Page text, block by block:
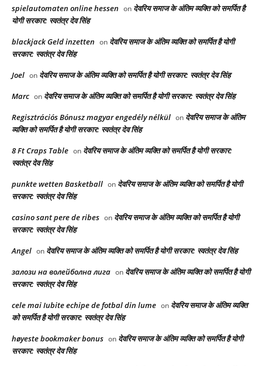
spielautomaten online hessen on देवरिय समाज के अंतिम व्यक्ति को समर्पित है
योगी सरकार: स्वतंत्र देव सिंह
blackjack Geld inzetten on देवरिय समाज के अंतिम व्यक्ति को समर्पित है योगी
सरकार: स्वतंत्र देव सिंह
Joel on देवरिय समाज के अंतिम व्यक्ति को समर्पित है योगी सरकार: स्वतंत्र देव सिंह
Marc on देवरिय समाज के अंतिम व्यक्ति को समर्पित है योगी सरकार: स्वतंत्र देव सिंह
Regisztrációs Bónusz magyar engedély nélkül on देवरिय समाज के अंतिम
व्यक्ति को समर्पित है योगी सरकार: स्वतंत्र देव सिंह
8 Ft Craps Table on देवरिय समाज के अंतिम व्यक्ति को समर्पित है योगी सरकार:
स्वतंत्र देव सिंह
punkte wetten Basketball on देवरिय समाज के अंतिम व्यक्ति को समर्पित है योगी
सरकार: स्वतंत्र देव सिंह
casino sant pere de ribes on देवरिय समाज के अंतिम व्यक्ति को समर्पित है योगी
सरकार: स्वतंत्र देव सिंह
Angel on देवरिय समाज के अंतिम व्यक्ति को समर्पित है योगी सरकार: स्वतंत्र देव सिंह
залози на волейболна лига on देवरिय समाज के अंतिम व्यक्ति को समर्पित है योगी
सरकार: स्वतंत्र देव सिंह
cele mai Iubite echipe de fotbal din lume on देवरिय समाज के अंतिम व्यक्ति
को समर्पित है योगी सरकार: स्वतंत्र देव सिंह
høyeste bookmaker bonus on देवरिय समाज के अंतिम व्यक्ति को समर्पित है योगी
सरकार: स्वतंत्र देव सिंह